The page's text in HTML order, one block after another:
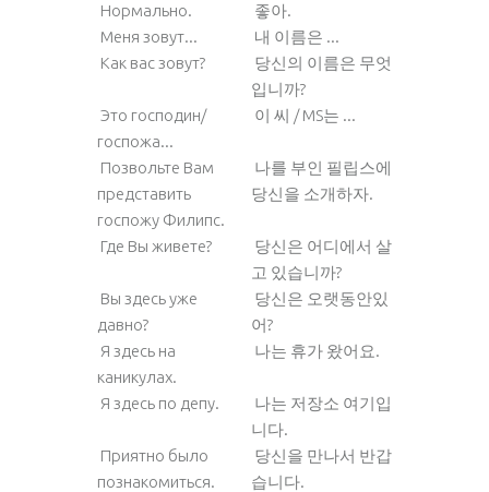
Нормально.
좋아.
Меня зовут...
내 이름은 ...
Как вас зовут?
당신의 이름은 무엇
입니까?
Это господин/
госпожа...
이 씨 / MS는 ...
Позвольте Вам
представить
госпожу Филипс.
나를 부인 필립스에
당신을 소개하자.
Где Вы живете?
당신은 어디에서 살
고 있습니까?
Вы здесь уже
давно?
당신은 오랫동안있
어?
Я здесь на
каникулах.
나는 휴가 왔어요.
Я здесь по депу.
나는 저장소 여기입
니다.
Приятно было
познакомиться.
당신을 만나서 반갑
습니다.